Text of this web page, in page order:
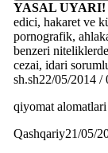
YASAL UYARI!
edici, hakaret ve
pornografik,
benzeri
cezai, idari
sh.sh22/05/2014 /
qiyomat
Qashqariy21/05/